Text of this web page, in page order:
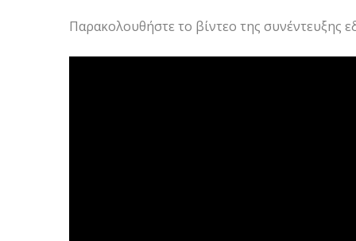
Παρακολουθήστε το βίντεο της συνέντευξης